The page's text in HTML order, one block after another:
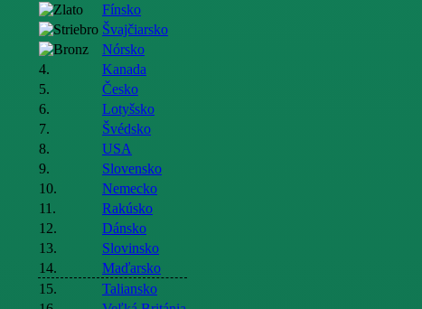
Fínsko
Švajčiarsko
Nórsko
4.
Kanada
5.
Česko
6.
Lotyšsko
7.
Švédsko
8.
USA
9.
Slovensko
10.
Nemecko
11.
Rakúsko
12.
Dánsko
13.
Slovinsko
14.
Maďarsko
15.
Taliansko